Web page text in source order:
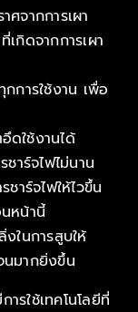
ศจากการเผา
กิดจากการเผา
การใช้งาน เพื่อ
ดใช้งานได้
ชาร์จไฟไม่นาน
าร์จไฟให้ไวขึ้น
หน้านี้
ในการสูบให้
นมากยิ่งขึ้น
รใช้เทคโนโลยีที่